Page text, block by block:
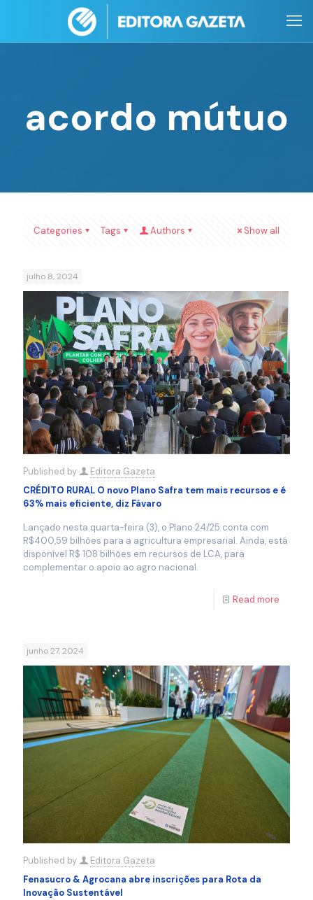
acordo mútuo
Categories Tags Authors Show all
julho 8, 2024
Published by
Editora Gazeta
CRÉDITO RURAL O novo Plano Safra tem mais recursos e é
63% mais eficiente, diz Fávaro
Lançado nesta quarta-feira (3), o Plano 24/25 conta com
R$400,59 bilhões para a agricultura empresarial. Ainda, está
disponível R$ 108 bilhões em recursos de LCA, para
complementar o apoio ao agro nacional.
Read more
junho 27, 2024
Published by
Editora Gazeta
Fenasucro & Agrocana abre inscrições para Rota da
Inovação Sustentável